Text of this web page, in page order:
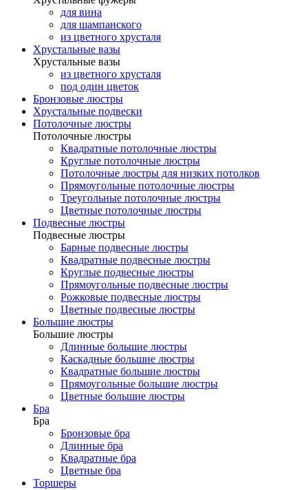
для вина
для шампанского
из цветного хрусталя
Хрустальные вазы
Хрустальные вазы
из цветного хрусталя
под один цветок
Бронзовые люстры
Хрустальные подвески
Потолочные люстры
Потолочные люстры
Квадратные потолочные люстры
Круглые потолочные люстры
Потолочные люстры для низких потолков
Прямоугольные потолочные люстры
Треугольные потолочные люстры
Цветные потолочные люстры
Подвесные люстры
Подвесные люстры
Барные подвесные люстры
Квадратные подвесные люстры
Круглые подвесные люстры
Прямоугольные подвесные люстры
Рожковые подвесные люстры
Цветные подвесные люстры
Большие люстры
Большие люстры
Длинные большие люстры
Каскадные большие люстры
Квадратные большие люстры
Прямоугольные большие люстры
Цветные большие люстры
Бра
Бра
Бронзовые бра
Длинные бра
Квадратные бра
Цветные бра
Торшеры